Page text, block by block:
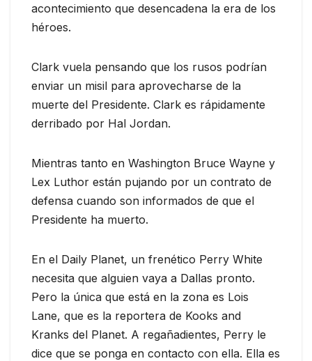
acontecimiento que desencadena la era de los
héroes.
Clark vuela pensando que los rusos podrían
enviar un misil para aprovecharse de la
muerte del Presidente. Clark es rápidamente
derribado por Hal Jordan.
Mientras tanto en Washington Bruce Wayne y
Lex Luthor están pujando por un contrato de
defensa cuando son informados de que el
Presidente ha muerto.
En el Daily Planet, un frenético Perry White
necesita que alguien vaya a Dallas pronto.
Pero la única que está en la zona es Lois
Lane, que es la reportera de Kooks and
Kranks del Planet. A regañadientes, Perry le
dice que se ponga en contacto con ella. Ella es